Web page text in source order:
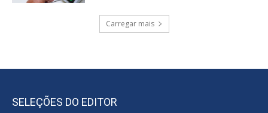
Carregar mais
SELEÇÕES DO EDITOR